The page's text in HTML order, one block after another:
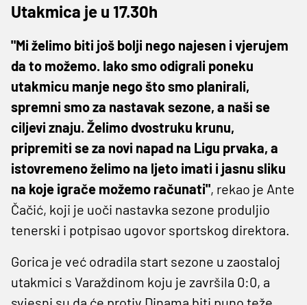
Utakmica je u 17.30h
"Mi želimo biti još bolji nego najesen i vjerujem
da to možemo. Iako smo odigrali poneku
utakmicu manje nego što smo planirali,
spremni smo za nastavak sezone, a naši se
ciljevi znaju. Želimo dvostruku krunu,
pripremiti se za novi napad na Ligu prvaka, a
istovremeno želimo na ljeto imati i jasnu sliku
na koje igrače možemo računati", rekao je Ante
Čačić, koji je uoči nastavka sezone produljio
tenerski i potpisao ugovor sportskog direktora.
Gorica je već odradila start sezone u zaostaloj
utakmici s Varaždinom koju je završila 0:0, a